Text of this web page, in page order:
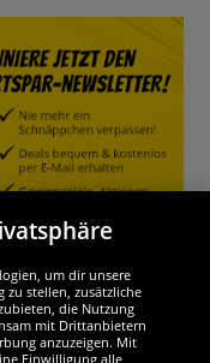
um dir unsere
zu stellen, zusätzliche
die Nutzung
mit Drittanbietern
anzuzeigen. Mit
Einwilligung alle